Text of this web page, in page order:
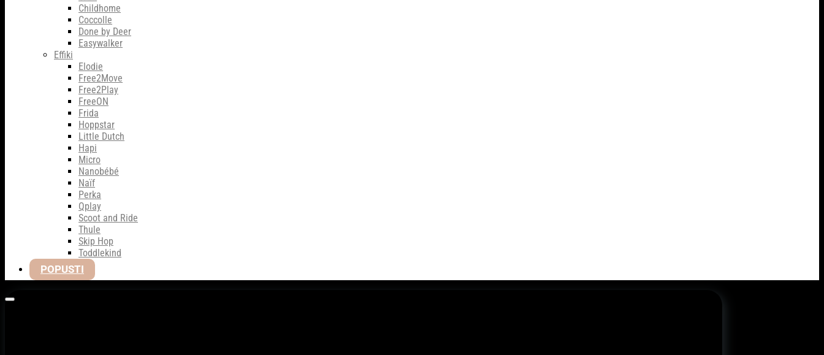
Childhome
Coccolle
Done by Deer
Easywalker
Effiki
Elodie
Free2Move
Free2Play
FreeON
Frida
Hoppstar
Little Dutch
Hapi
Micro
Nanobébé
Naïf
Perka
Qplay
Scoot and Ride
Thule
Skip Hop
Toddlekind
POPUSTI